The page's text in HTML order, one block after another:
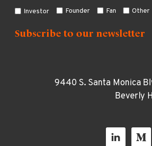
Investor Founder Fan Other
9440 S. Santa Monica
Beverly